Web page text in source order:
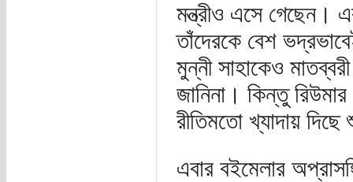
মন্ত্রীও এসে গেছেন।
তাঁদেরকে বেশ
মুন্নী সাহাকেও
জানিনা। কিন্তু
রীতিমতো খ্যাদায়
এবার বইমেলার